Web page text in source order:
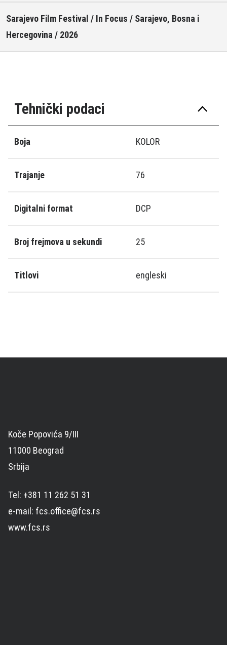
Sarajevo Film Festival / In Focus / Sarajevo, Bosna i
Hercegovina / 2026
Tehnički podaci
Boja KOLOR
Trajanje 76
Digitalni format DCP
Broj frejmova u sekundi 25
Titlovi engleski
Koče Popovića 9/III
11000 Beograd
Srbija
Tel: +381 11 262 51 31
e-mail: fcs.office@fcs.rs
www.fcs.rs